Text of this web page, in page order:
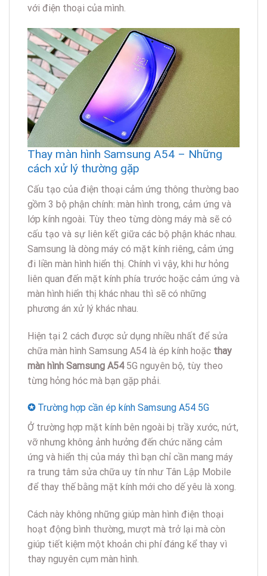
với điện thoại của mình.
Thay màn hình Samsung A54 – Những
cách xử lý thường gặp
Cấu tạo của điện thoại cảm ứng thông thường bao
gồm 3 bộ phận chính: màn hình trong, cảm ứng và
lớp kính ngoài. Tùy theo từng dòng máy mà sẽ có
cấu tạo và sự liên kết giữa các bộ phận khác nhau.
Samsung là dòng máy có mặt kính riêng, cảm ứng
đi liền màn hình hiển thị. Chính vì vậy, khi hư hỏng
liên quan đến mặt kính phía trước hoặc cảm ứng và
màn hình hiển thị khác nhau thì sẽ có những
phương án xử lý khác nhau.
Hiện tại 2 cách được sử dụng nhiều nhất để sửa
chữa màn hình Samsung A54 là ép kính hoặc thay
màn hình Samsung A545G nguyên bộ, tùy theo
từng hỏng hóc mà bạn gặp phải.
✪Trường hợp cần ép kính Samsung A54 5G
Ở trường hợp mặt kính bên ngoài bị trầy xước, nứt,
vỡ nhưng không ảnh hưởng đến chức năng cảm
ứng và hiển thị của máy thì bạn chỉ cần mang máy
ra trung tâm sửa chữa uy tín như Tân Lập Mobile
để thay thế bằng mặt kính mới cho dế yêu là xong.
Cách này không những giúp màn hình điện thoại
hoạt động bình thường, mượt mà trở lại mà còn
giúp tiết kiệm một khoản chi phí đáng kể thay vì
thay nguyên cụm màn hình.